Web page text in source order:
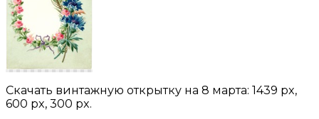
Скачать винтажную открытку на 8 марта: 1439 px,
600 px, 300 px.